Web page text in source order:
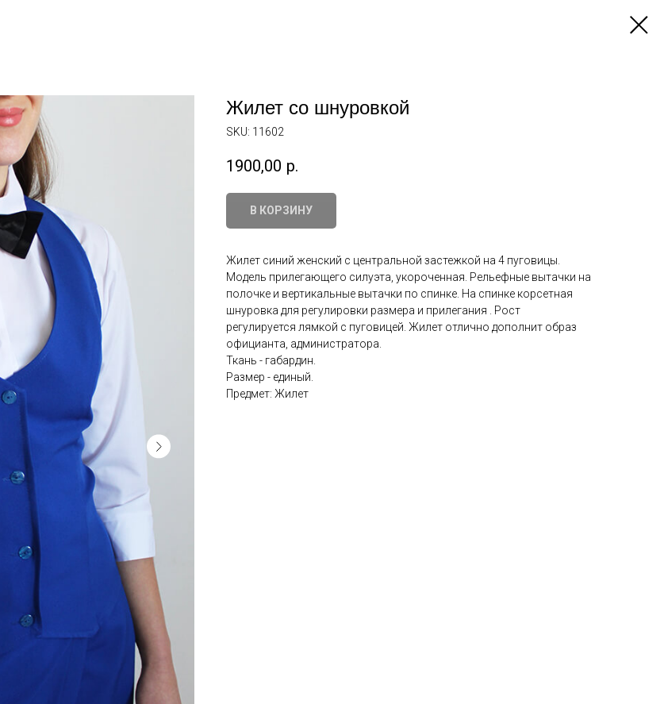
Жилет со шнуровкой
SKU: 11602
1900,00 р.
В КОРЗИНУ
Жилет синий женский с центральной застежкой на 4 пуговицы.
Модель прилегающего силуэта, укороченная. Рельефные вытачки на
полочке и вертикальные вытачки по спинке. На спинке корсетная
шнуровка для регулировки размера и прилегания . Рост
регулируется лямкой с пуговицей. Жилет отлично дополнит образ
официанта, администратора.
Ткань - габардин.
Размер - единый.
Предмет: Жилет